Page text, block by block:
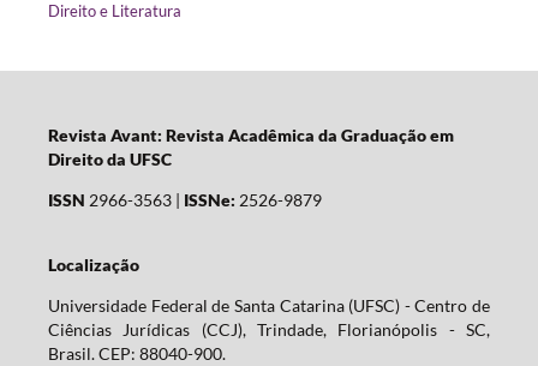
Direito e Literatura
Revista Avant: Revista Acadêmica da Graduação em
Direito da UFSC
ISSN 2966-3563 | ISSNe: 2526-9879
Localização
Universidade Federal de Santa Catarina (UFSC) - Centro de
Ciências Jurídicas (CCJ), Trindade, Florianópolis - SC,
Brasil. CEP: 88040-900.